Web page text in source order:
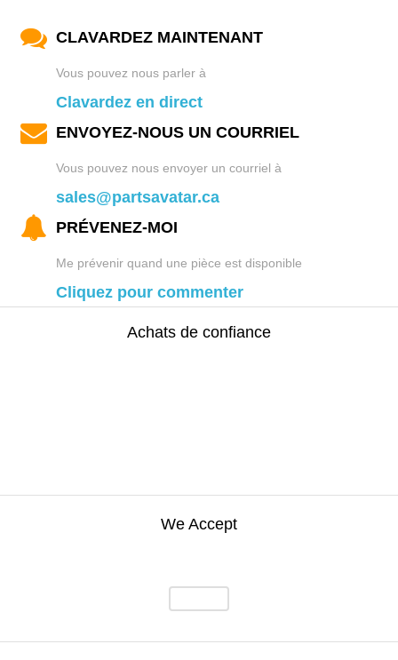
CLAVARDEZ MAINTENANT
Vous pouvez nous parler à
Clavardez en direct
ENVOYEZ-NOUS UN COURRIEL
Vous pouvez nous envoyer un courriel à
sales@partsavatar.ca
PRÉVENEZ-MOI
Me prévenir quand une pièce est disponible
Cliquez pour commenter
Achats de confiance
We Accept